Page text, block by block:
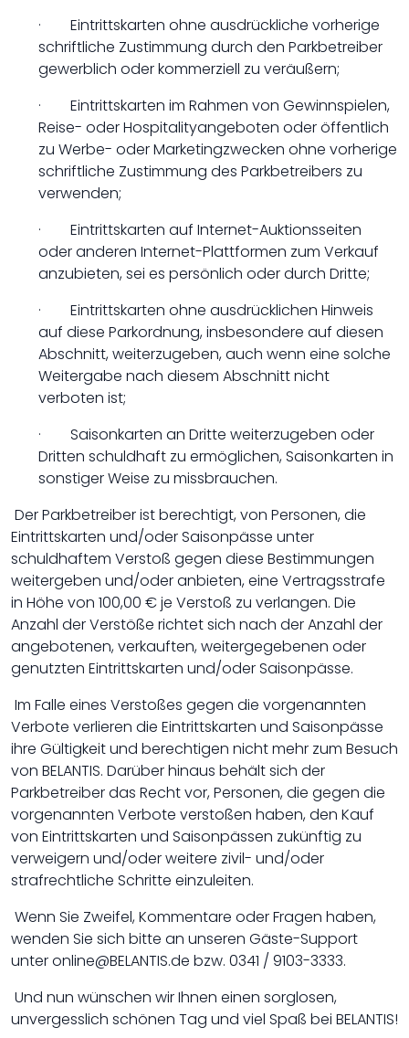
· Eintrittskarten ohne ausdrückliche vorherige
schriftliche Zustimmung durch den Parkbetreiber
gewerblich oder kommerziell zu veräußern;
· Eintrittskarten im Rahmen von Gewinnspielen,
Reise- oder Hospitalityangeboten oder öffentlich
zu Werbe- oder Marketingzwecken ohne vorherige
schriftliche Zustimmung des Parkbetreibers zu
verwenden;
· Eintrittskarten auf Internet-Auktionsseiten
oder anderen Internet-Plattformen zum Verkauf
anzubieten, sei es persönlich oder durch Dritte;
· Eintrittskarten ohne ausdrücklichen Hinweis
auf diese Parkordnung, insbesondere auf diesen
Abschnitt, weiterzugeben, auch wenn eine solche
Weitergabe nach diesem Abschnitt nicht
verboten ist;
· Saisonkarten an Dritte weiterzugeben oder
Dritten schuldhaft zu ermöglichen, Saisonkarten in
sonstiger Weise zu missbrauchen.
Der Parkbetreiber ist berechtigt, von Personen, die
Eintrittskarten und/oder Saisonpässe unter
schuldhaftem Verstoß gegen diese Bestimmungen
weitergeben und/oder anbieten, eine Vertragsstrafe
in Höhe von 100,00 € je Verstoß zu verlangen. Die
Anzahl der Verstöße richtet sich nach der Anzahl der
angebotenen, verkauften, weitergegebenen oder
genutzten Eintrittskarten und/oder Saisonpässe.
Im Falle eines Verstoßes gegen die vorgenannten
Verbote verlieren die Eintrittskarten und Saisonpässe
ihre Gültigkeit und berechtigen nicht mehr zum Besuch
von BELANTIS. Darüber hinaus behält sich der
Parkbetreiber das Recht vor, Personen, die gegen die
vorgenannten Verbote verstoßen haben, den Kauf
von Eintrittskarten und Saisonpässen zukünftig zu
verweigern und/oder weitere zivil- und/oder
strafrechtliche Schritte einzuleiten.
Wenn Sie Zweifel, Kommentare oder Fragen haben,
wenden Sie sich bitte an unseren Gäste-Support
unter online@BELANTIS.de bzw. 0341 / 9103-3333.
Und nun wünschen wir Ihnen einen sorglosen,
unvergesslich schönen Tag und viel Spaß bei BELANTIS!